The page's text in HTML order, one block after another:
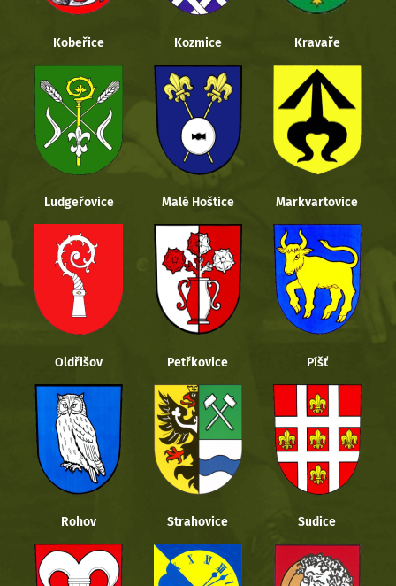
Kobeřice Kozmice Kravaře
Ludgeřovice Malé Hoštice Markvartovice
Oldřišov Petřkovice Píšť
Rohov Strahovice Sudice